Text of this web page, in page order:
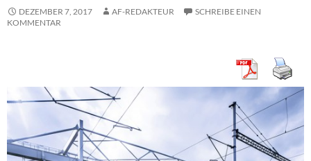
DEZEMBER 7, 2017 AF-REDAKTEUR
SCHREIBE EINEN
KOMMENTAR